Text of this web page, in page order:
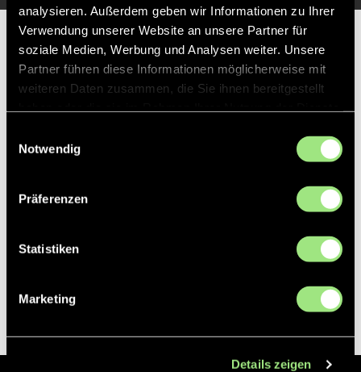
analysieren. Außerdem geben wir Informationen zu Ihrer
Verwendung unserer Website an unsere Partner für
soziale Medien, Werbung und Analysen weiter. Unsere
Partner führen diese Informationen möglicherweise mit
weiteren Daten zusammen, die Sie ihnen bereitgestellt
Notwendig
Präferenzen
Statistiken
Marketing
Details zeigen
Partner